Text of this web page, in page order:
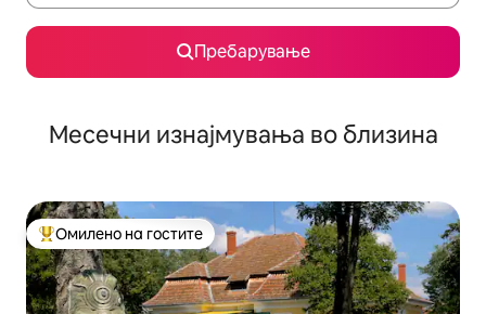
Пребарување
Месечни изнајмувања во близина
Меѓу најуспешните „Омилени на гостите“
Омилено на гостите